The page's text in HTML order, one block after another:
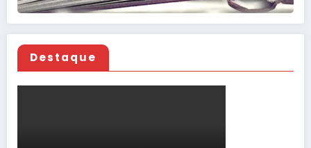
Destaque